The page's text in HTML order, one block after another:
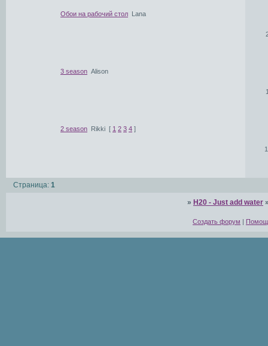
Обои на рабочий стол Lana
3 season Alison
2 season Rikki [ 1 2 3 4 ]
Страница: 1
» H20 - Just add water
Создать форум |